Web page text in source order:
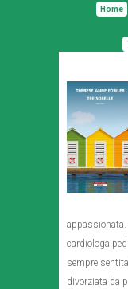
Home
cardiologa
sempre
divorziata da